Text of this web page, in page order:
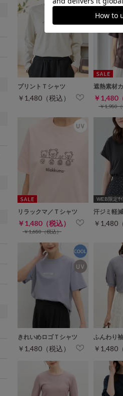
プリントＴシャツ
￥1,480（税込）
遮熱素材
￥1,480
￥1,980
リラックマ／Ｔシャツ
￥1,480（税込）
￥1,680（税込）
WEB限定ｻ
汗ジミ軽
￥1,480
きれいめロゴＴシャツ
￥1,480（税込）
ふんわり
￥1,480